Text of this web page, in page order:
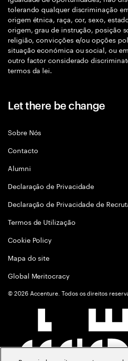
tolerando qualquer discriminação
origem étnica, raça, cor, sexo,
origem, grau de instrução, posição
religião, convicções e/ou opções
situação económica ou social, ou
outro factor considerado
termos da lei.
Let there be change
Sobre Nós
Contacto
Alumni
Declaraçāo de Privacidade
Declaração de Privacidade de
Termos de Utilização
Cookie Policy
Mapa do site
Global Meritocracy
©2026 Accenture. Todos os direitos